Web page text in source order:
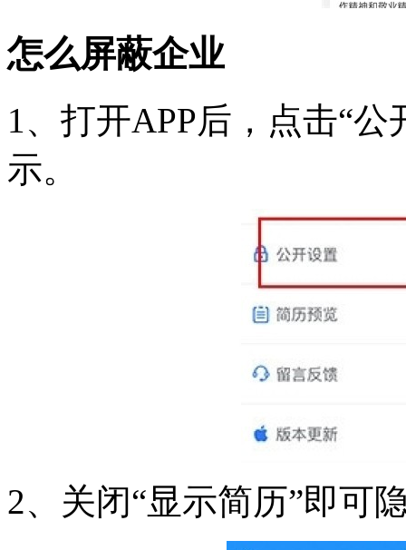
怎么屏蔽企业
1、打开APP后，点击“
示。
2、关闭“显示简历”即可